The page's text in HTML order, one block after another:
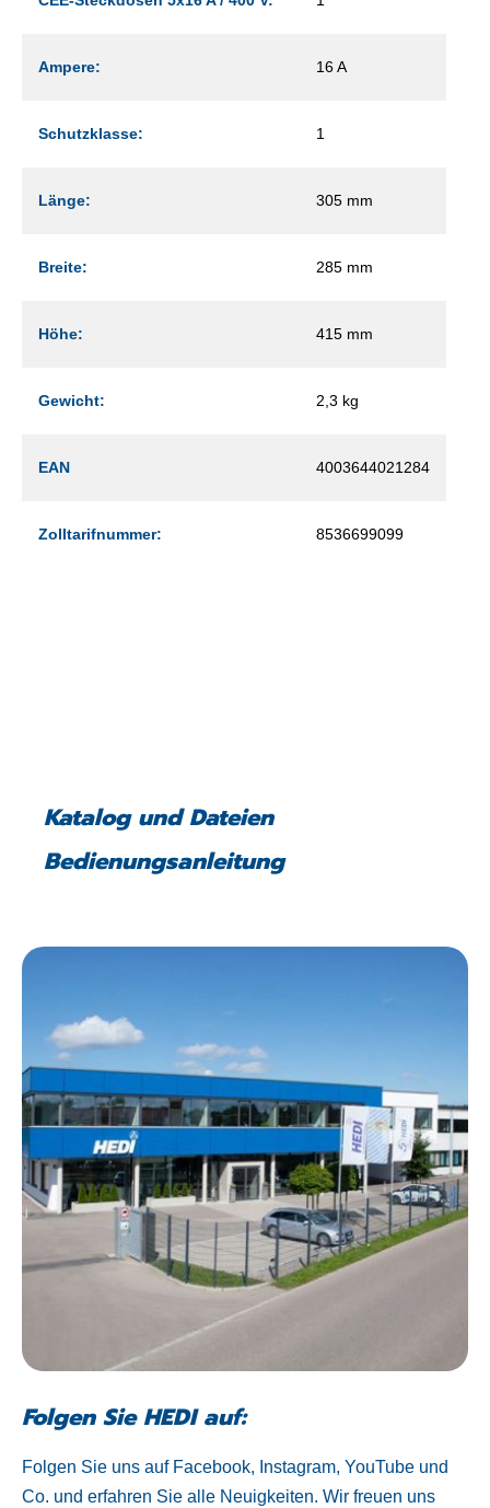
Ampere: 16 A
Schutzklasse: 1
Länge: 305 mm
Breite: 285 mm
Höhe: 415 mm
Gewicht: 2,3 kg
EAN 4003644021284
Zolltarifnummer: 8536699099
Katalog und Dateien
Bedienungsanleitung
Folgen Sie HEDI auf:
Folgen Sie uns auf Facebook, Instagram, YouTube und
Co. und erfahren Sie alle Neuigkeiten. Wir freuen uns